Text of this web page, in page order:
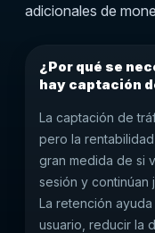
adicionales de
¿Por qué se
hay captación
La captación de
pero la
gran medida de si
sesión y continúan
La retención
usuario, reducir la